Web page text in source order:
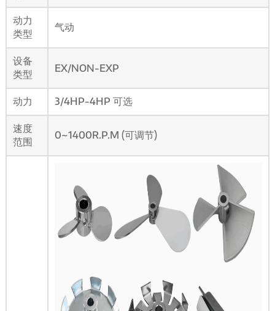
动力
类型
气动
设备
类型
EX/NON-EXP
动力 3/4HP-4HP 可选
速度
范围
0~1400R.P.M (可调节)